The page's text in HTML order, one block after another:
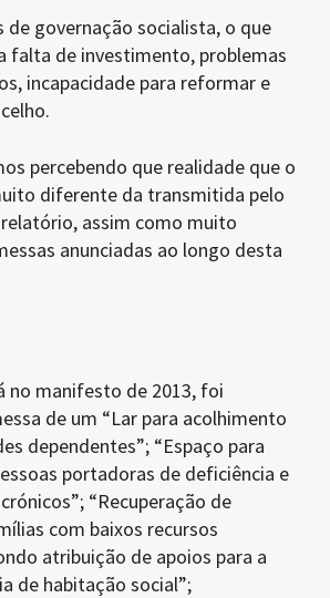
de governação socialista, o que
falta de investimento, problemas
incapacidade para reformar e
percebendo que realidade que o
diferente da transmitida pelo
assim como muito
anunciadas ao longo desta
no manifesto de 2013, foi
de um “Lar para acolhimento
dependentes”; “Espaço para
portadoras de deficiência e
“Recuperação de
com baixos recursos
atribuição de apoios para a
de habitação social”;